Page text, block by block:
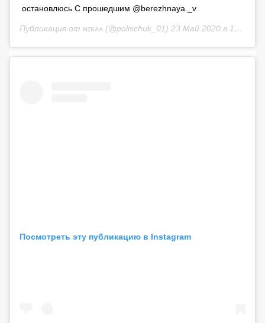
остановлюсь С прошедшим @berezhnaya._v
Публикация от ɴɪᴋᴀᴀ (@polischuk_01) 23 Май 2020 в 12:21 PDT
Посмотреть эту публикацию в Instagram